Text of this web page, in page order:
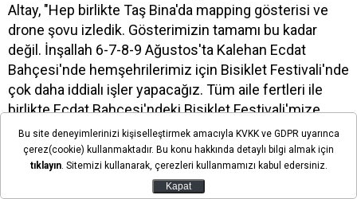
Altay, "Hep birlikte Taş Bina'da mapping gösterisi ve
drone şovu izledik. Gösterimizin tamamı bu kadar
değil. İnşallah 6-7-8-9 Ağustos'ta Kalehan Ecdat
Bahçesi'nde hemşehrilerimiz için Bisiklet Festivali'nde
çok daha iddialı işler yapacağız. Tüm aile fertleri ile
birlikte Ecdat Bahçesi'ndeki Bisiklet Festivali'mize
herkesi davet ediyorum” ifadelerini kullandı.
Bu site deneyimlerinizi kişiselleştirmek amacıyla KVKK ve GDPR uyarınca
çerez(cookie) kullanmaktadır. Bu konu hakkında detaylı bilgi almak için
tıklayın. Sitemizi kullanarak, çerezleri kullanmamızı kabul edersiniz.
Kapat